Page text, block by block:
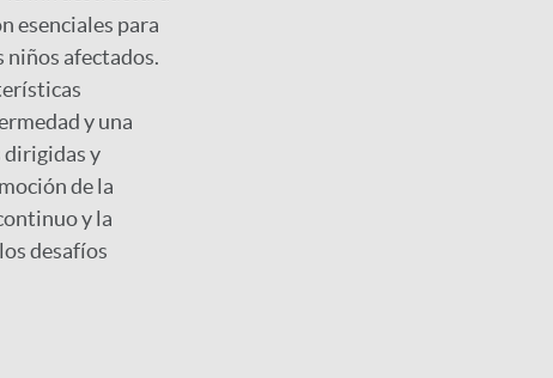
esenciales para
niños afectados.
y una
dirigidas y
de la
y la
desafíos